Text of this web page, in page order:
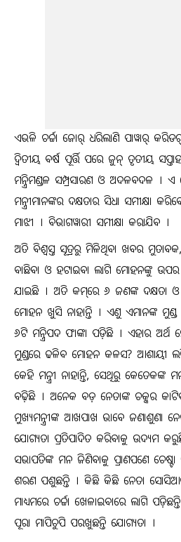
ଏଭଳି ଚର୍ଚ୍ଚା ଜୋର୍‌ ଧରିଲାଣି ପାୱାର୍‌
ଦ୍ୱିତୀୟ ବର୍ଷ ପୂର୍ତ୍ତି ପରେ ଜୁନ୍‌ ତୃତୀୟ
ମନ୍ତ୍ରିମଣ୍ଡଳ ସମ୍ପ୍ରସାରଣ ଓ ଅଦଳବଦଳ ।
ମନ୍ତ୍ରୀମାନଙ୍କର ଦକ୍ଷତାର ସିଧା ସମୀକ୍ଷା
ମାଝୀ । ବିଭାଗୱାରୀ ସମୀକ୍ଷା କରାଯିବ ।
ଅତି ବିଶ୍ୱସ୍ତ ସୂତ୍ରରୁ ମିଳିଥିବା ଖବର ମୁତାବକ,
ବାଛିବା ଓ ହଟାଇବା ଲାଗି ମୋହନଙ୍କୁ ଉପର
ଯାଇଛି । ଅତି କମ୍‌ରେ ୬ ଜଣଙ୍କ ଦକ୍ଷତା
ମୋହନ ଖୁସି ନାହାନ୍ତି । ଏଣୁ ଏମାନଙ୍କ
୬ଟି ମନ୍ତ୍ରିପଦ ଫାଙ୍କା ପଡ଼ିଛି । ଏହାର ଅର୍ଥ
ମୁଣ୍ଡରେ ଢଳିବ ମୋହନ କଳସ? ଆଶାୟୀ
କେହି ମନ୍ତ୍ରୀ ନାହାନ୍ତି, ସେଥିରୁ କେତେକଙ୍କ
ବଢ଼ିଛି । ଅନେକ ବଡ଼ ନେତାଙ୍କ ଚକ୍କର
ମୁଖ୍ୟମନ୍ତ୍ରୀଙ୍କ ଆଖପାଖ ଭାବେ ଜଣାଶୁଣା
ଯୋଗ୍ୟତା ପ୍ରତିପାଦିତ କରିବାକୁ ଉଦ୍ୟମ
ସଭାପତିଙ୍କ ମନ ଜିଣିବାକୁ ପ୍ରାଣପଣେ
ଶରଣ ପଶୁଛନ୍ତି । କିଛି କିଛି ନେତା
ମାଧ୍ୟମରେ ଚର୍ଚ୍ଚା ଖେଳାଇବାରେ ଲାଗି
ପୂରା ମାପିଚୁପି ପରଖୁଛନ୍ତି ଯୋଗ୍ୟତା ।